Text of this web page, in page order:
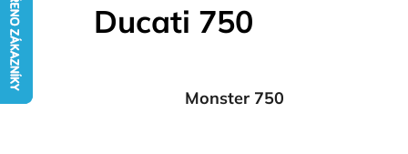
Ducati 750
Monster 750